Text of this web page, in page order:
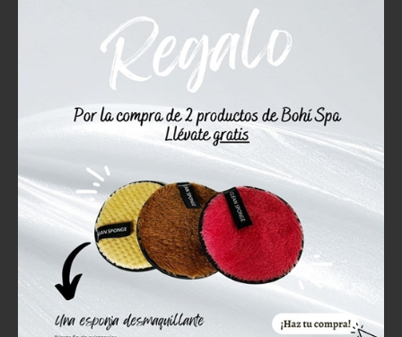
ENTRADAS RELACIONADAS
¿Piel grasa en verano?
Cómo mantener los
brillos a raya
08/07/2026
¿Por qué la cosmética
Refill y natural son unas
aliadas para el
22/04/2026